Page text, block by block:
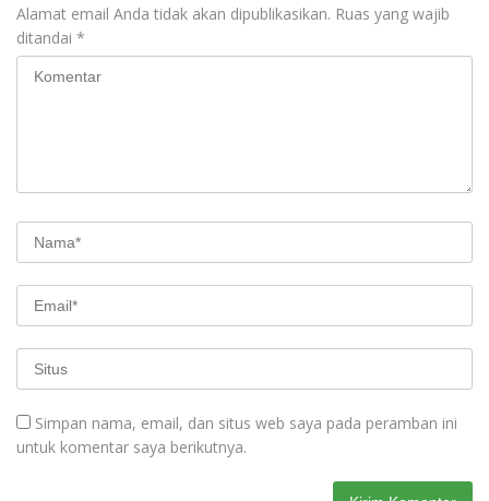
Alamat email Anda tidak akan dipublikasikan. Ruas yang wajib
ditandai *
Simpan nama, email, dan situs web saya pada peramban ini
untuk komentar saya berikutnya.